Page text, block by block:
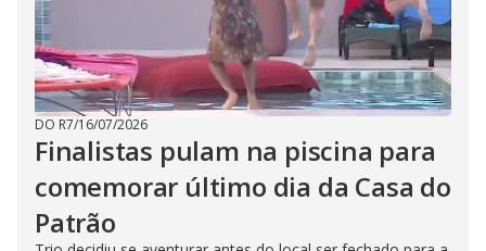
DO R7/16/07/2026
Finalistas pulam na piscina para
comemorar último dia da Casa do
Patrão